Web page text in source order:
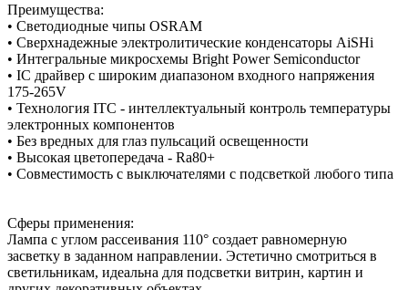
Преимущества:
• Светодиодные чипы OSRAM
• Сверхнадежные электролитические конденсаторы AiSHi
• Интегральные микросхемы Bright Power Semiconductor
• IC драйвер с широким диапазоном входного напряжения
175-265V
• Технология ITC - интеллектуальный контроль температуры
электронных компонентов
• Без вредных для глаз пульсаций освещенности
• Высокая цветопередача - Ra80+
• Совместимость с выключателями с подсветкой любого типа
Сферы применения:
Лампа с углом рассеивания 110° создает равномерную
засветку в заданном направлении. Эстетично смотриться в
светильникам, идеальна для подсветки витрин, картин и